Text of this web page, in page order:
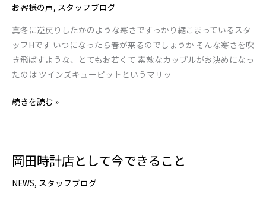
と
忍
び
寄
っ
き
は
ま
お客様の声, スタッフブログ
真冬に逆戻りしたかのような寒さですっかり縮こまっているスタ
ッフHです いつになったら春が来るのでしょうか そんな寒さを吹
き飛ばすような、とてもお若くて 素敵なカップルがお決めになっ
たのは ツインズキューピットというマリッ
い
う
間
に
決
て
た
い
マ
続きを読む »
岡田時計店として今できること
NEWS, スタッフブログ
岡
時